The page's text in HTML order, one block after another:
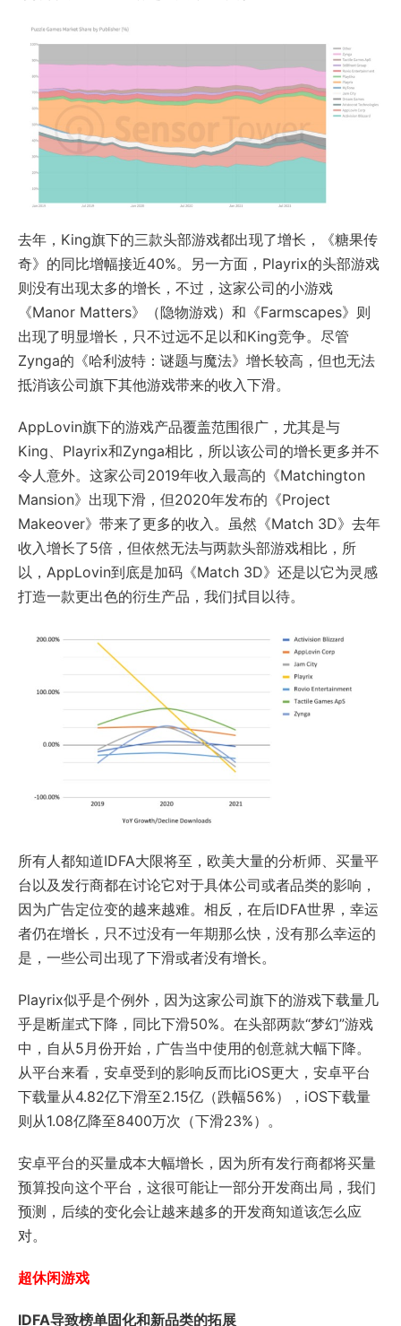
去年，King旗下的三款头部游戏都出现了增长，《糖果传
奇》的同比增幅接近40%。另一方面，Playrix的头部游戏
则没有出现太多的增长，不过，这家公司的小游戏
《Manor Matters》（隐物游戏）和《Farmscapes》则
出现了明显增长，只不过远不足以和King竞争。尽管
Zynga的《哈利波特：谜题与魔法》增长较高，但也无法
抵消该公司旗下其他游戏带来的收入下滑。
AppLovin旗下的游戏产品覆盖范围很广，尤其是与
King、Playrix和Zynga相比，所以该公司的增长更多并不
令人意外。这家公司2019年收入最高的《Matchington
Mansion》出现下滑，但2020年发布的《Project
Makeover》带来了更多的收入。虽然《Match 3D》去年
收入增长了5倍，但依然无法与两款头部游戏相比，所
以，AppLovin到底是加码《Match 3D》还是以它为灵感
打造一款更出色的衍生产品，我们拭目以待。
所有人都知道IDFA大限将至，欧美大量的分析师、买量平
台以及发行商都在讨论它对于具体公司或者品类的影响，
因为广告定位变的越来越难。相反，在后IDFA世界，幸运
者仍在增长，只不过没有一年期那么快，没有那么幸运的
是，一些公司出现了下滑或者没有增长。
Playrix似乎是个例外，因为这家公司旗下的游戏下载量几
乎是断崖式下降，同比下滑50%。在头部两款“梦幻”游戏
中，自从5月份开始，广告当中使用的创意就大幅下降。
从平台来看，安卓受到的影响反而比iOS更大，安卓平台
下载量从4.82亿下滑至2.15亿（跌幅56%），iOS下载量
则从1.08亿降至8400万次（下滑23%）。
安卓平台的买量成本大幅增长，因为所有发行商都将买量
预算投向这个平台，这很可能让一部分开发商出局，我们
预测，后续的变化会让越来越多的开发商知道该怎么应
对。
超休闲游戏
IDFA导致榜单固化和新品类的拓展